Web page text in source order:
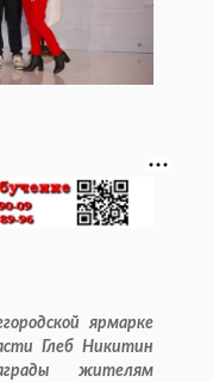
ярмарке
Глеб Никитин
жителям